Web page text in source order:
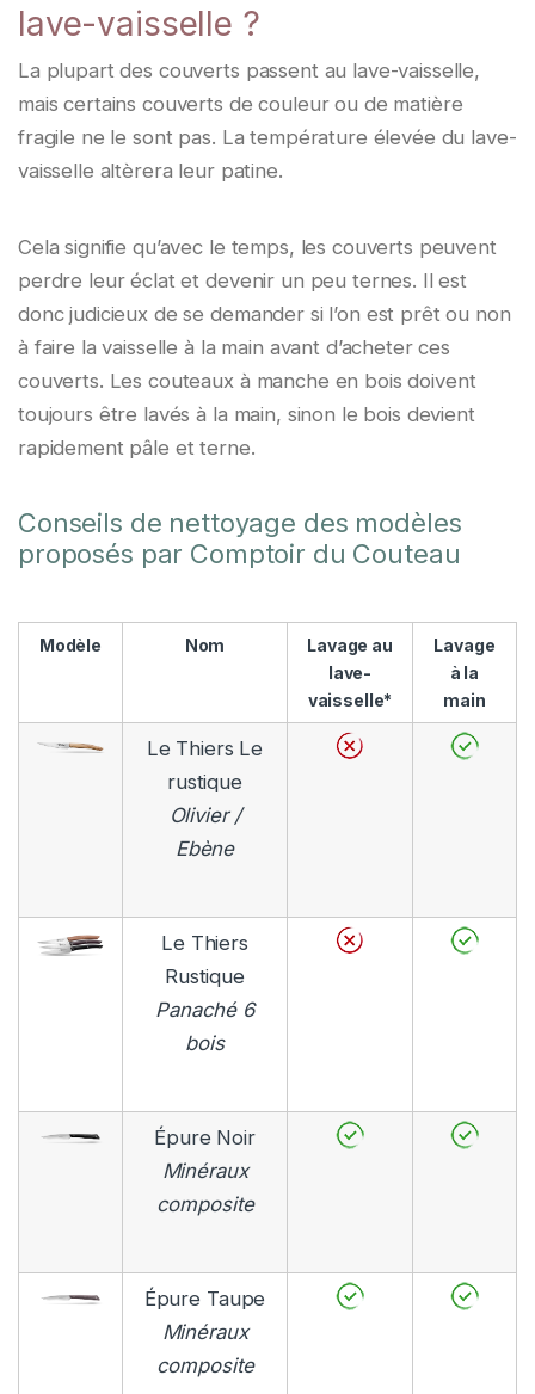
lave-vaisselle ?
La plupart des couverts passent au lave-vaisselle,
mais certains couverts de couleur ou de matière
fragile ne le sont pas. La température élevée du lave-
vaisselle altèrera leur patine.
Cela signifie qu’avec le temps, les couverts peuvent
perdre leur éclat et devenir un peu ternes. Il est
donc judicieux de se demander si l’on est prêt ou non
à faire la vaisselle à la main avant d’acheter ces
couverts. Les couteaux à manche en bois doivent
toujours être lavés à la main, sinon le bois devient
rapidement pâle et terne.
Conseils de nettoyage des modèles
proposés par Comptoir du Couteau
Modèle Nom
Lavage au
lave-
vaisselle*
Lavage
à la
main
Le Thiers Le
rustique
Olivier /
Ebène
Le Thiers
Rustique
Panaché 6
bois
Épure Noir
Minéraux
composite
Épure Taupe
Minéraux
composite